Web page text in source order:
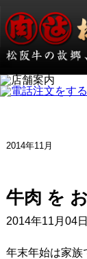
2014年11月
牛肉 を
2014年11月04日
年末年始は家族